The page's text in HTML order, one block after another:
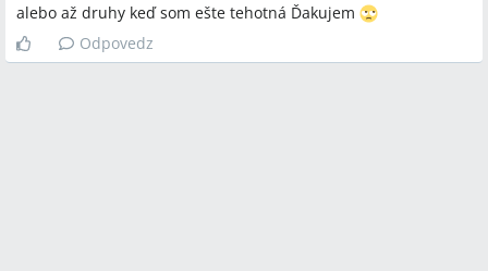
alebo až druhy keď som ešte tehotná Ďakujem
Odpovedz